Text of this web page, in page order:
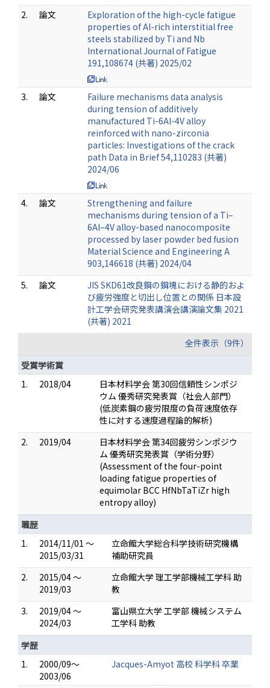
2.
論文
Exploration of the high-cycle fatigue
properties of Al-rich interstitial free
steels stabilized by Ti and Nb
International Journal of Fatigue
191,108674 (共著) 2025/02
3. 論文
Failure mechanisms data analysis
during tension of additively
manufactured Ti-6Al-4V alloy
reinforced with nano-zirconia
particles: Investigations of the crack
path Data in Brief 54,110283 (共著)
2024/06
4. 論文
Strengthening and failure
mechanisms during tension of a Ti–
6Al–4V alloy-based nanocomposite
processed by laser powder bed fusion
Material Science and Engineering A
903,146618 (共著) 2024/04
5.
論文
JIS SKD61改良鋼の鋼塊における静的およ
び疲労強度と切出し位置との関係 日本設
計工学会研究発表講演会講演論文集 2021
(共著) 2021
全件表示（9件）
受賞学術賞
1.
2018/04
日本材料学会 第30回信頼性シンポジ
ウム 優秀研究発表賞（社会人部門）
(低炭素鋼の疲労限度の負荷速度依存
性に対する速度過程論的解析)
2.
2019/04
日本材料学会 第34回疲労シンポジウ
ム 優秀研究発表賞（学術分野）
(Assessment of the four-point
loading fatigue properties of
equimolar BCC HfNbTaTiZr high
entropy alloy)
職歴
1.
2014/11/01 ～
2015/03/31
立命館大学総合科学技術研究機構
補助研究員
2.
2015/04 ～
2019/03
立命館大学 理工学部機械工学科 助
教
3.
2019/04 ～
2024/03
富山県立大学 工学部 機械システム
工学科 助教
学歴
1.
2000/09～
2003/06
Jacques-Amyot 高校 科学科 卒業